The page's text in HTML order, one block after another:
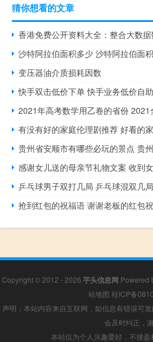
猜你想看的文章
沙特阿拉伯面积多少 沙特阿拉伯面
变压器油介质损耗因数
2021年高考数学用乙卷的省份 2021
有没有好的家庭伦理剧推荐 好看的
贵州省安顺市有哪些必玩的景点 贵
感谢女儿送的母亲节礼物文案 收到
乒乓球男子双打几局 乒乓球混双几
抢到红包的祝福语 谢谢老板的红包
Copyright © 2012 - 2026 芋头信息网 Powered
站地图 桂ICP备
声明：本站内容来自互联网，如信息有错误可
会及时纠正，
本站仅为个人兴趣爱好，不接